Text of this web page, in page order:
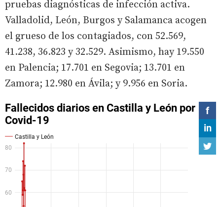
pruebas diagnósticas de infección activa.
Valladolid, León, Burgos y Salamanca acogen
el grueso de los contagiados, con 52.569,
41.238, 36.823 y 32.529. Asimismo, hay 19.550
en Palencia; 17.701 en Segovia; 13.701 en
Zamora; 12.980 en Ávila; y 9.956 en Soria.